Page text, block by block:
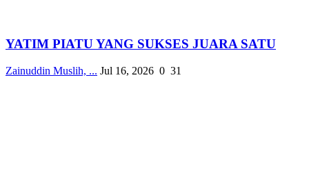
YATIM PIATU YANG SUKSES JUARA SATU
Zainuddin Muslih, ... Jul 16, 2026 0 31